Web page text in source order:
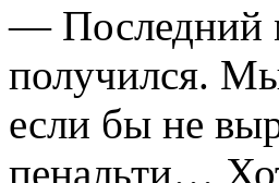
— Последний
получился.
если бы не
пенальти…